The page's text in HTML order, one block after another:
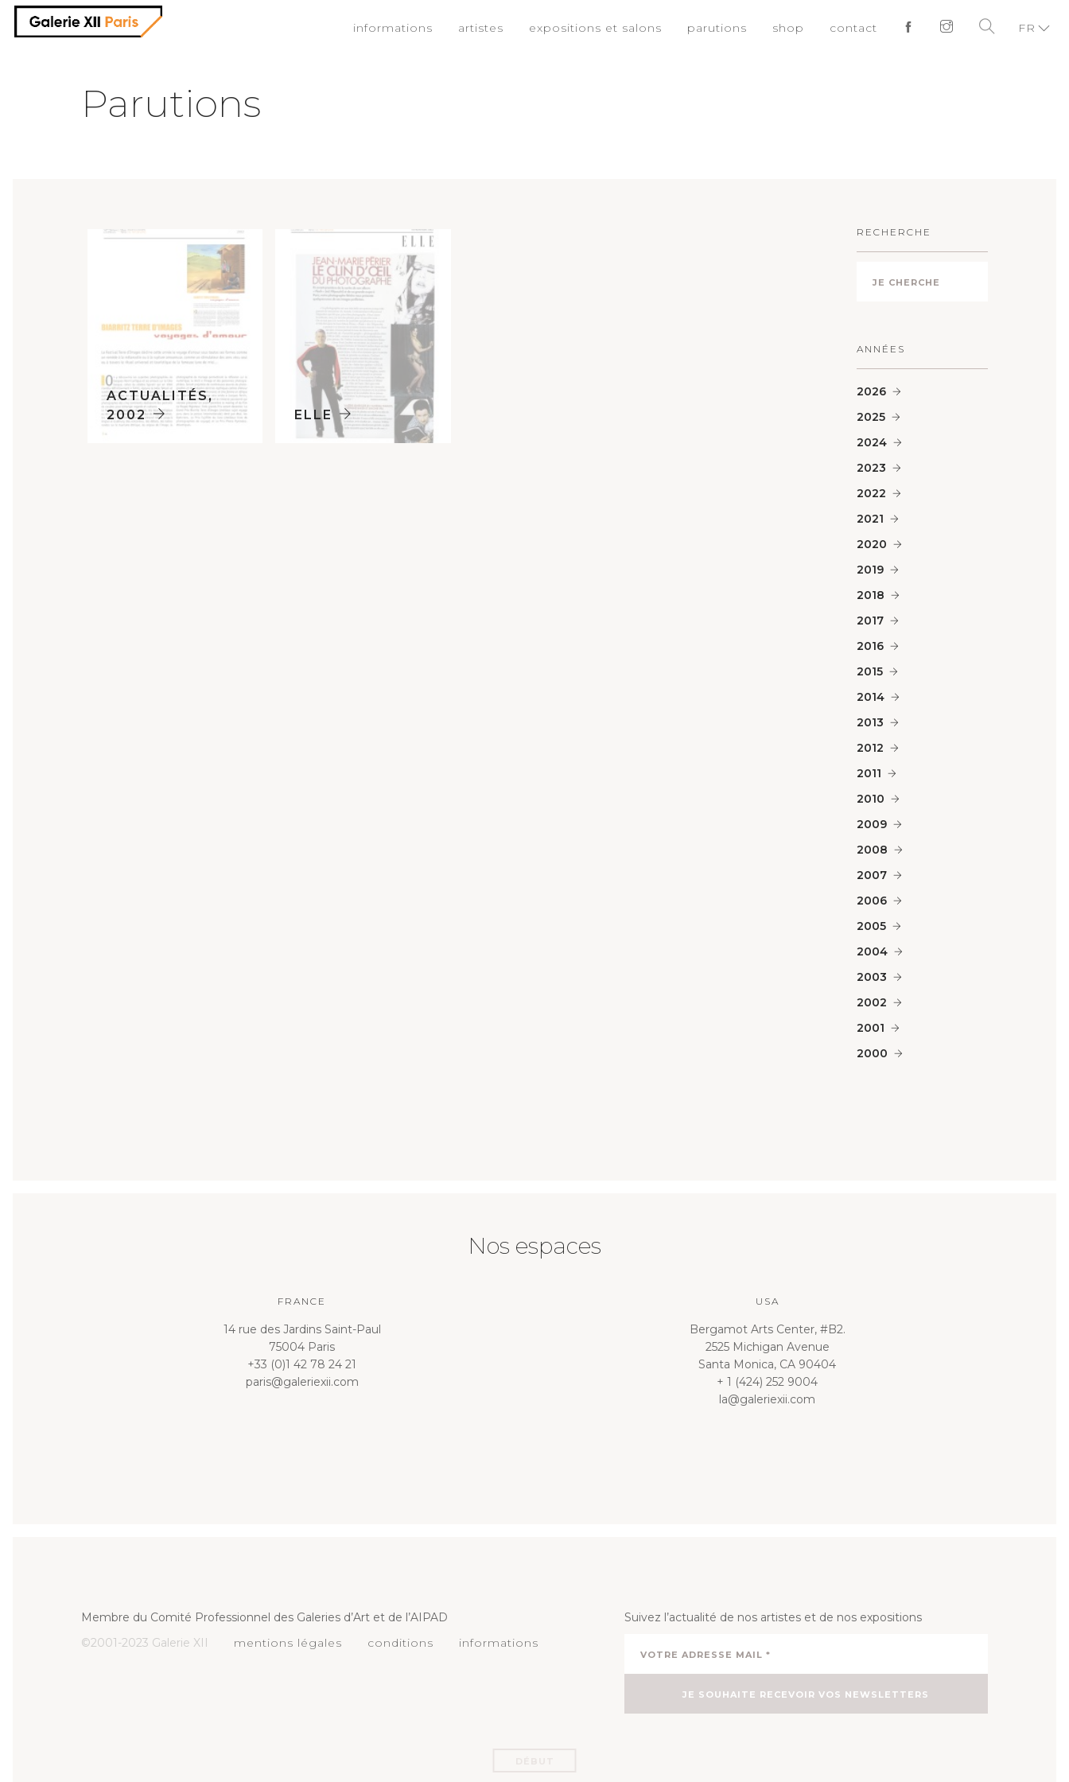
informations artistes expositions et salons parutions shop contact FR
Parutions
ACTUALITÉS,
2002
ELLE
RECHERCHE
ANNÉES
2026
2025
2024
2023
2022
2021
2020
2019
2018
2017
2016
2015
2014
2013
2012
2011
2010
2009
2008
2007
2006
2005
2004
2003
2002
2001
2000
Nos espaces
FRANCE
14 rue des Jardins Saint-Paul
75004 Paris
+33 (0)1 42 78 24 21
paris@galeriexii.com
USA
Bergamot Arts Center, #B2.
2525 Michigan Avenue
Santa Monica, CA 90404
+ 1 (424) 252 9004
la@galeriexii.com
Membre du Comité Professionnel des Galeries d’Art et de l’AIPAD
©2001-2023 Galerie XII
mentions légales conditions informations
Suivez l’actualité de nos artistes et de nos expositions